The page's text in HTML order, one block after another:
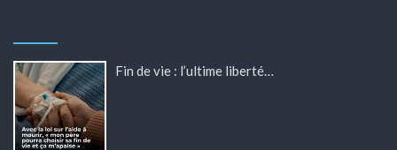
Fin de vie : l’ultime liberté…